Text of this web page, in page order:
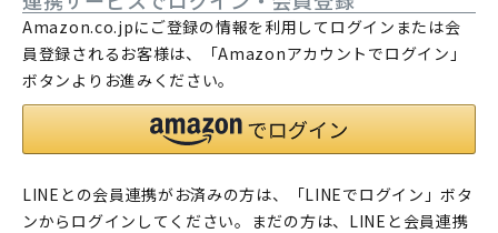
Amazon.co.jpにご登録の情報を利用してログインまたは会
員登録されるお客様は、「Amazonアカウントでログイン」
ボタンよりお進みください。
LINEとの会員連携がお済みの方は、「LINEでログイン」ボタ
ンからログインしてください。まだの方は、 LINEと会員連携